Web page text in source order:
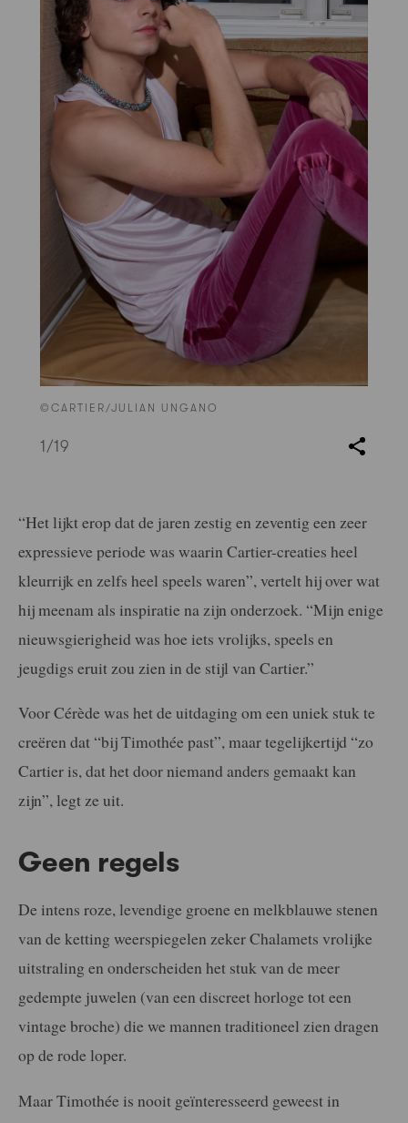
©CARTIER/JULIAN UNGANO
1/19
“Het lijkt erop dat de jaren zestig en zeventig een zeer
expressieve periode was waarin Cartier-creaties heel
kleurrijk en zelfs heel speels waren”, vertelt hij over wat
hij meenam als inspiratie na zijn onderzoek. “Mijn enige
nieuwsgierigheid was hoe iets vrolijks, speels en
jeugdigs eruit zou zien in de stijl van Cartier.”
Voor Cérède was het de uitdaging om een uniek stuk te
creëren dat “bij Timothée past”, maar tegelijkertijd “zo
Cartier is, dat het door niemand anders gemaakt kan
zijn”, legt ze uit.
Geen regels
De intens roze, levendige groene en melkblauwe stenen
van de ketting weerspiegelen zeker Chalamets vrolijke
uitstraling en onderscheiden het stuk van de meer
gedempte juwelen (van een discreet horloge tot een
vintage broche) die we mannen traditioneel zien dragen
op de rode loper.
Maar Timothée is nooit geïnteresseerd geweest in